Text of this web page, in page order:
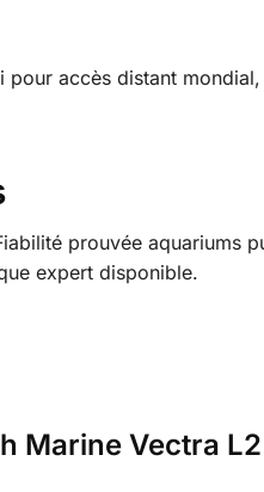
accès distant
prouvée aquariums
expert disponible.
Marine Vectra